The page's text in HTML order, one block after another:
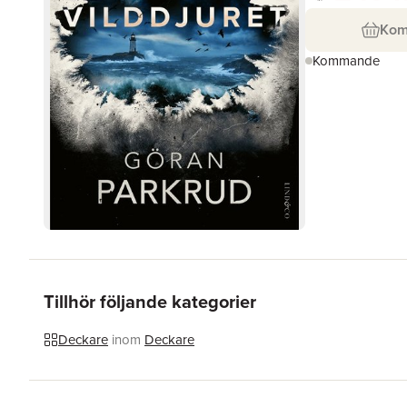
Kommande
Tillhör följande kategorier
Deckare inom Deckare